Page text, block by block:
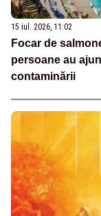
15 iul. 2026, 11:02
Focar de
persoane au
contaminării